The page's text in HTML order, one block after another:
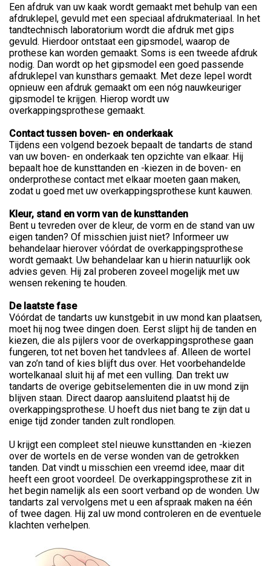
Een afdruk van uw kaak wordt gemaakt met behulp van een
afdruklepel, gevuld met een speciaal afdrukmateriaal. In het
tandtechnisch laboratorium wordt die afdruk met gips
gevuld. Hierdoor ontstaat een gipsmodel, waarop de
prothese kan worden gemaakt. Soms is een tweede afdruk
nodig. Dan wordt op het gipsmodel een goed passende
afdruklepel van kunsthars gemaakt. Met deze lepel wordt
opnieuw een afdruk gemaakt om een nóg nauwkeuriger
gipsmodel te krijgen. Hierop wordt uw
overkappingsprothese gemaakt.
Contact tussen boven- en onderkaak
Tijdens een volgend bezoek bepaalt de tandarts de stand
van uw boven- en onderkaak ten opzichte van elkaar. Hij
bepaalt hoe de kunsttanden en -kiezen in de boven- en
onderprothese contact met elkaar moeten gaan maken,
zodat u goed met uw overkappingsprothese kunt kauwen.
Kleur, stand en vorm van de kunsttanden
Bent u tevreden over de kleur, de vorm en de stand van uw
eigen tanden? Of misschien juist niet? Informeer uw
behandelaar hierover vóórdat de overkappingsprothese
wordt gemaakt. Uw behandelaar kan u hierin natuurlijk ook
advies geven. Hij zal proberen zoveel mogelijk met uw
wensen rekening te houden.
De laatste fase
Vóórdat de tandarts uw kunstgebit in uw mond kan plaatsen,
moet hij nog twee dingen doen. Eerst slijpt hij de tanden en
kiezen, die als pijlers voor de overkappingsprothese gaan
fungeren, tot net boven het tandvlees af. Alleen de wortel
van zo’n tand of kies blijft dus over. Het voorbehandelde
wortelkanaal sluit hij af met een vulling. Dan trekt uw
tandarts de overige gebitselementen die in uw mond zijn
blijven staan. Direct daarop aansluitend plaatst hij de
overkappingsprothese. U hoeft dus niet bang te zijn dat u
enige tijd zonder tanden zult rondlopen.
U krijgt een compleet stel nieuwe kunsttanden en -kiezen
over de wortels en de verse wonden van de getrokken
tanden. Dat vindt u misschien een vreemd idee, maar dit
heeft een groot voordeel. De overkappingsprothese zit in
het begin namelijk als een soort verband op de wonden. Uw
tandarts zal vervolgens met u een afspraak maken na één
of twee dagen. Hij zal uw mond controleren en de eventuele
klachten verhelpen.